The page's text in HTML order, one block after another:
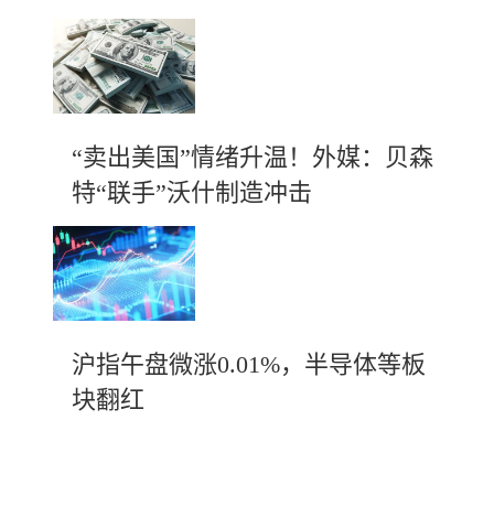
“卖出美国”情绪升温！外媒：贝森
特“联手”沃什制造冲击
沪指午盘微涨0.01%，半导体等板
块翻红